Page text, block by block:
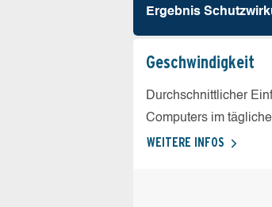
Ergebnis
Geschw­indigkeit
Durchschnittlicher
Computers im
WEITERE INFOS